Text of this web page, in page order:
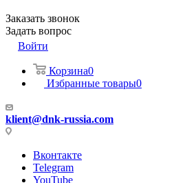
Заказать звонок
Задать вопрос
Войти
Корзина0
Избранные товары0
klient@dnk-russia.com
Вконтакте
Telegram
YouTube